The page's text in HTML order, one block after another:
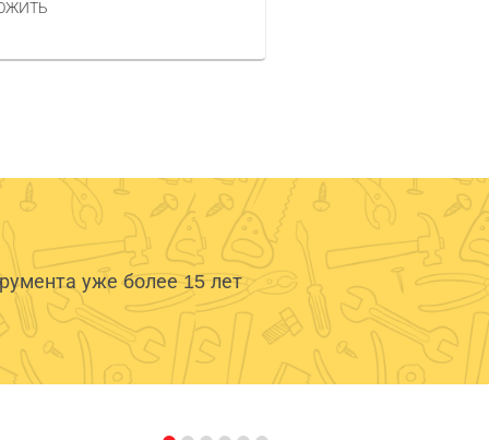
уже более 15 лет